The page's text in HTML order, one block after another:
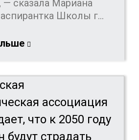
— сказала Мариана
Школы г...